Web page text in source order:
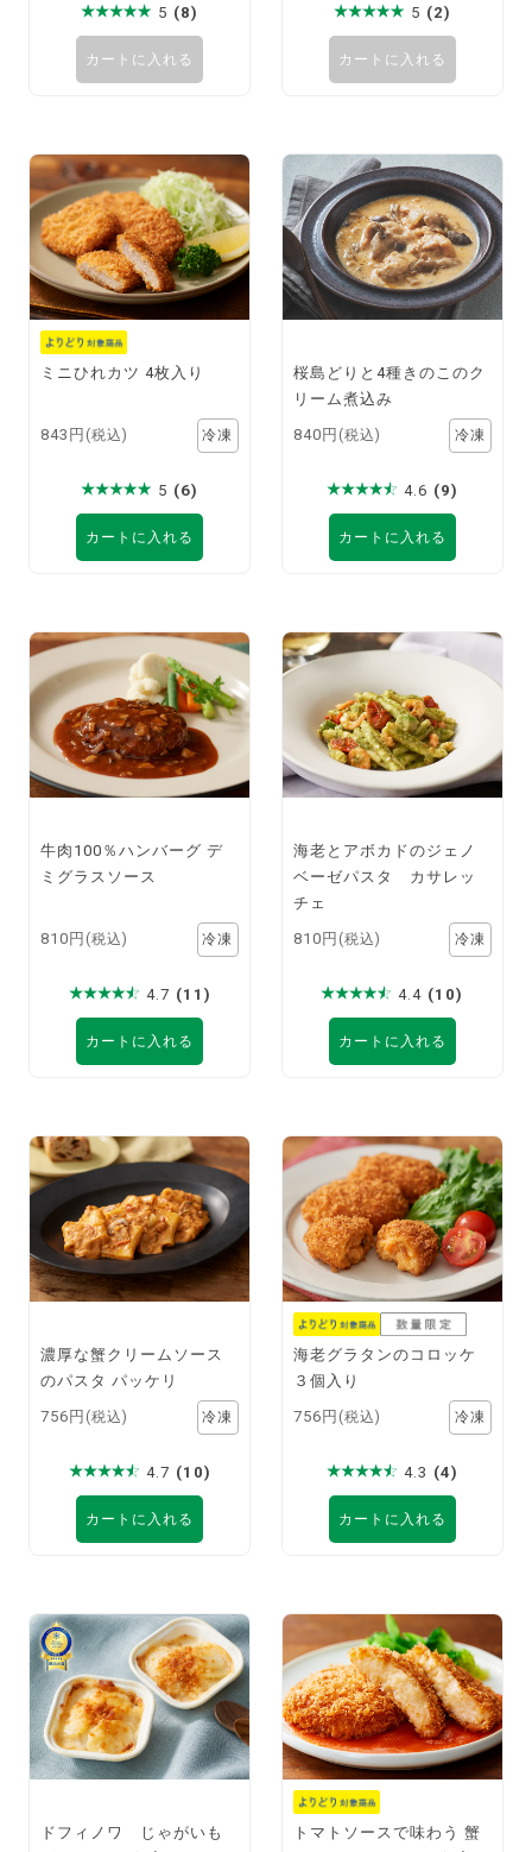
5 (8)
カートに入れる
5 (2)
カートに入れる
ミニひれカツ 4枚入り
843円 (税込)
5 (6)
カートに入れる
桜島どりと4種きのこのク
リーム煮込み
840円 (税込)
4.6 (9)
カートに入れる
牛肉100％ハンバーグ デ
ミグラスソース
810円 (税込)
4.7 (11)
カートに入れる
海老とアボカドのジェノ
ベーゼパスタ カサレッ
チェ
810円 (税込)
4.4 (10)
カートに入れる
濃厚な蟹クリームソース
のパスタ パッケリ
756円 (税込)
4.7 (10)
カートに入れる
海老グラタンのコロッケ
３個入り
756円 (税込)
4.3 (4)
カートに入れる
ドフィノワ じゃがいも
トマトソースで味わう 蟹